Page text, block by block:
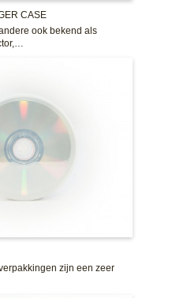
CASE
ook bekend als
zijn een zeer